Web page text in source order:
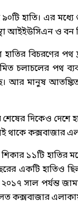
হাতি। এর
আইইউসিএন ও বন
হাতির
চলাচলের পথ
আর মানুষ
দিকেও দেশে
থাকে কক্সবাজার
১১টি হাতির
একটি হাতিও
২০১৭ সাল পর্যন্ত
কক্সবাজার